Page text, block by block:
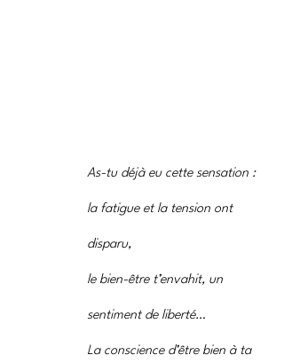
As-tu déjà eu cette sensation :
la fatigue et la tension ont
disparu,
le bien-être t’envahit, un
sentiment de liberté…
La conscience d’être bien à ta